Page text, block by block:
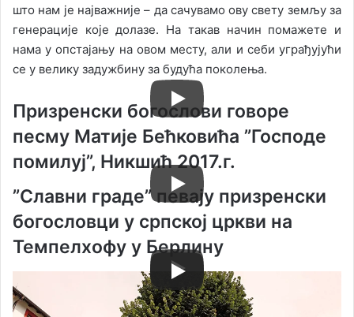
што нам је најважније – да сачувамо ову свету земљу за
генерације које долазе. На такав начин помажете и
нама у опстајању на овом месту, али и себи уграђујући
се у велику задужбину за будућа поколења.
Призренски богослови говоре
песму Матије Бећковића ”Господе
помилуј”, Никшић 2017.г.
”Славни граде” певају призренски
богословци у српској цркви на
Темпелхофу у Берлину